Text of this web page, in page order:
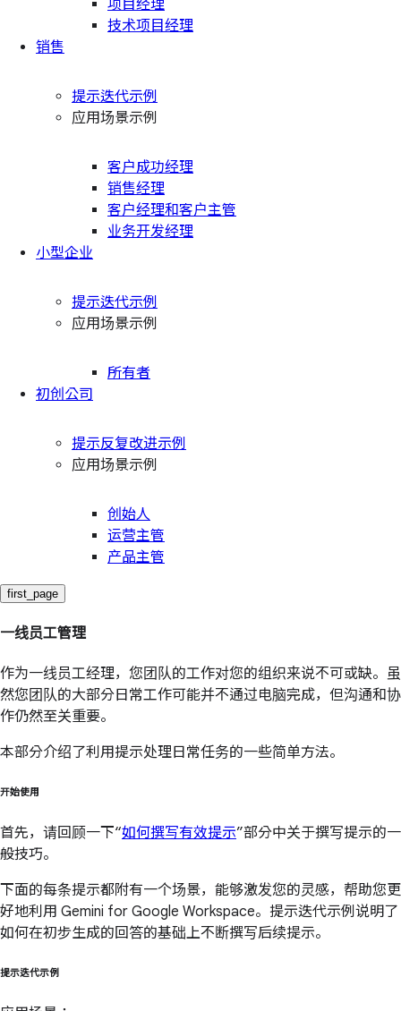
项目经理
技术项目经理
销售
提示迭代示例
应用场景示例
客户成功经理
销售经理
客户经理和客户主管
业务开发经理
小型企业
提示迭代示例
应用场景示例
所有者
初创公司
提示反复改进示例
应用场景示例
创始人
运营主管
产品主管
first_page
一线员工管理
作为一线员工经理，您团队的工作对您的组织来说不可或缺。虽
然您团队的大部分日常工作可能并不通过电脑完成，但沟通和协
作仍然至关重要。
本部分介绍了利用提示处理日常任务的一些简单方法。
开始使用
首先，请回顾一下“如何撰写有效提示”部分中关于撰写提示的一
般技巧。
下面的每条提示都附有一个场景，能够激发您的灵感，帮助您更
好地利用 Gemini for Google Workspace。提示迭代示例说明了
如何在初步生成的回答的基础上不断撰写后续提示。
提示迭代示例